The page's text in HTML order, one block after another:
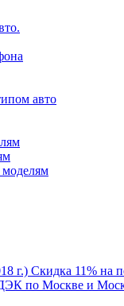
авто
Скидка 11% на